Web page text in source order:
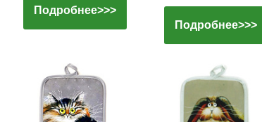
Подробнее>>>
Подробнее>>>